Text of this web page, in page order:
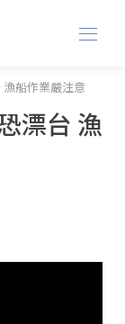
漁船作業嚴注意
漂台 漁